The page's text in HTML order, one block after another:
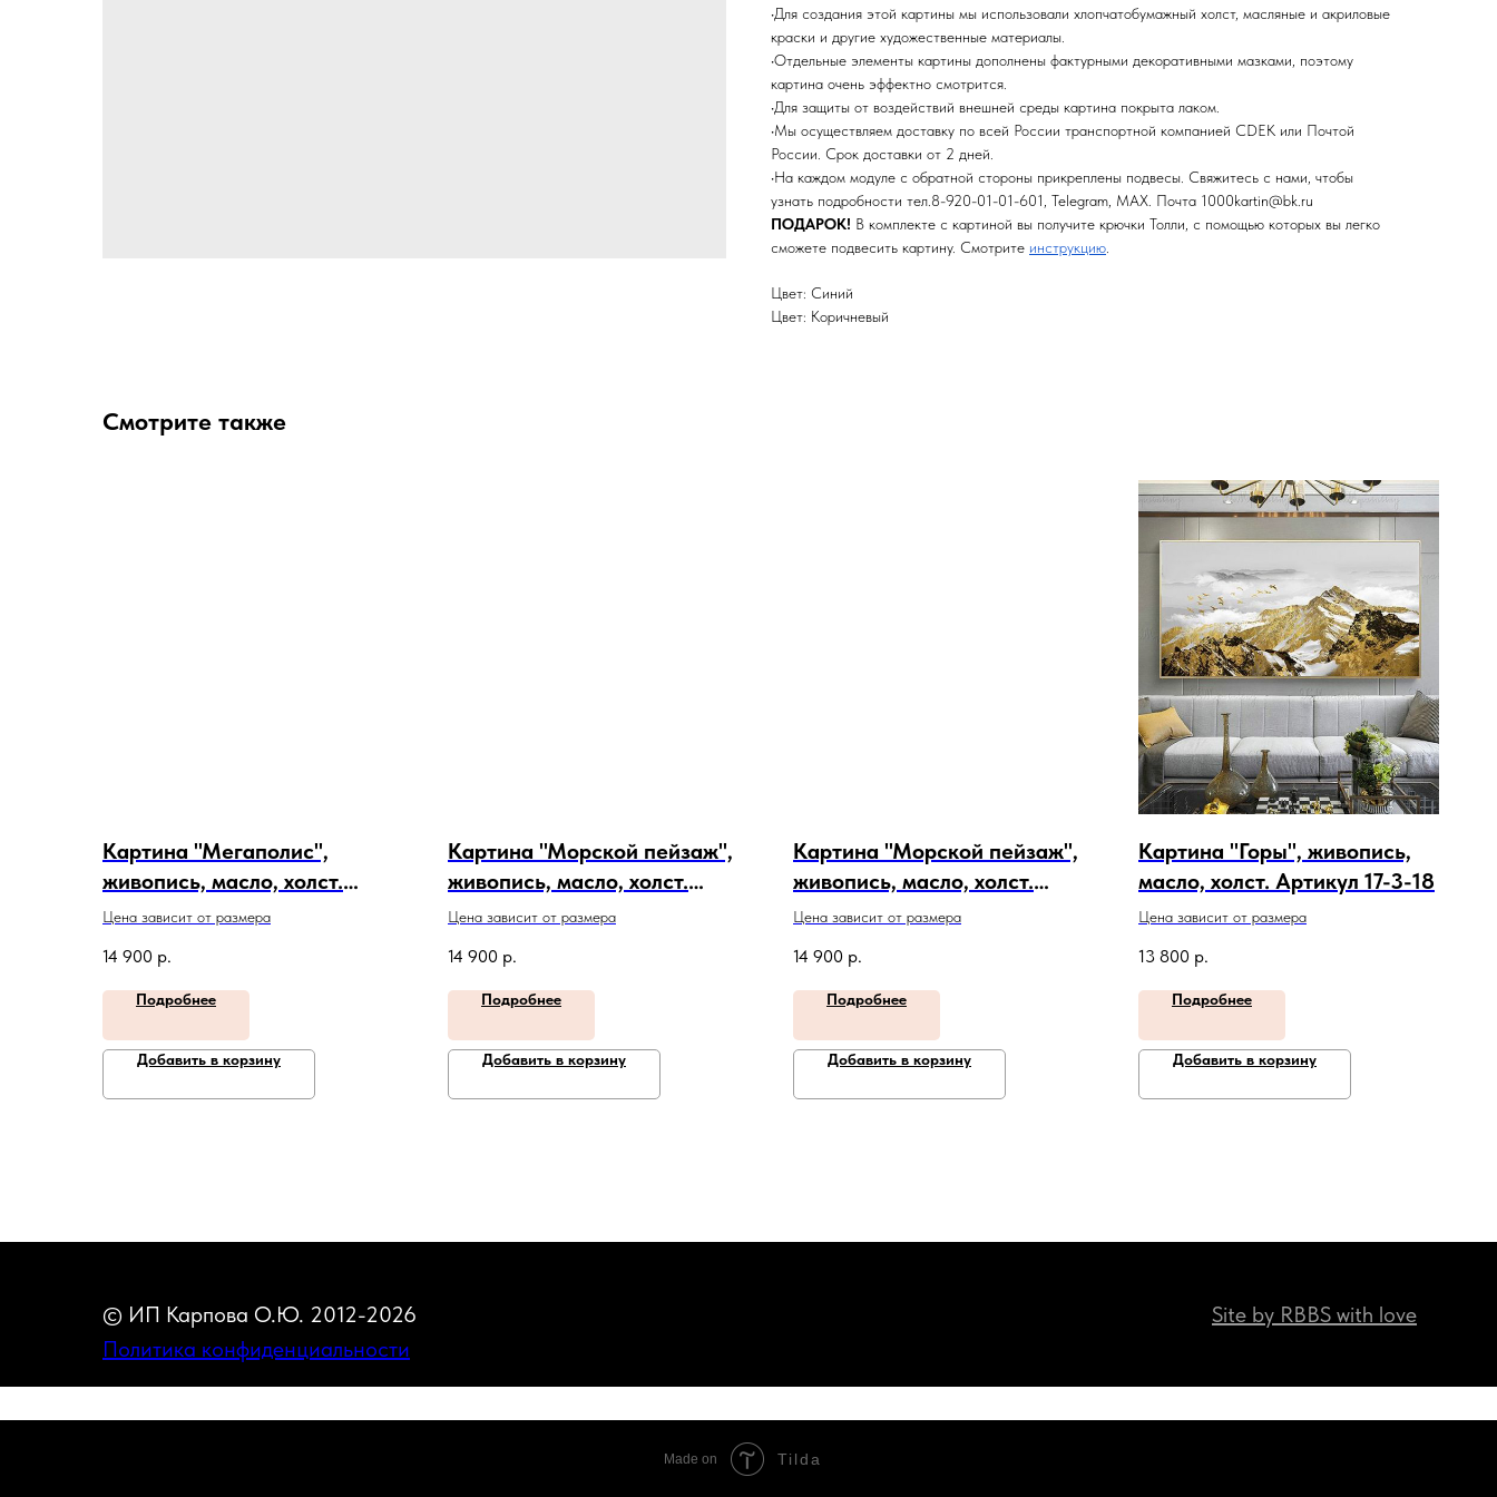
•Для создания этой картины мы использовали хлопчатобумажный холст, масляные и акриловые
краски и другие художественные материалы.
•Отдельные элементы картины дополнены фактурными декоративными мазками, поэтому
картина очень эффектно смотрится.
•Для защиты от воздействий внешней среды картина покрыта лаком.
•Мы осуществляем доставку по всей России транспортной компанией CDEK или Почтой
России. Срок доставки от 2 дней.
•На каждом модуле с обратной стороны прикреплены подвесы. Свяжитесь с нами, чтобы
узнать подробности тел.8-920-01-01-601, Telegram, MAX. Почта 1000kartin@bk.ru
ПОДАРОК! В комплекте с картиной вы получите крючки Толли, с помощью которых вы легко
сможете подвесить картину. Смотрите инструкцию
Цвет: Синий
Цвет: Коричневый
Смотрите также
Картина "Мегаполис",
живопись, масло, холст.
Артикул 24-1-20
Цена зависит от размера
14 900 р.
Подробнее
Добавить в корзину
Картина "Морской пейзаж",
живопись, масло, холст.
Артикул 24-1-12
Цена зависит от размера
14 900 р.
Подробнее
Добавить в корзину
Картина "Морской пейзаж",
живопись, масло, холст.
Артикул 24-1-10
Цена зависит от размера
14 900 р.
Подробнее
Добавить в корзину
Картина "Горы", живопись,
масло, холст. Артикул 17-3-18
Цена зависит от размера
13 800 р.
Подробнее
Добавить в корзину
© ИП Карпова О.Ю. 2012-2026
Политика конфиденциальности
Site by RBBS with love
Made on Tilda